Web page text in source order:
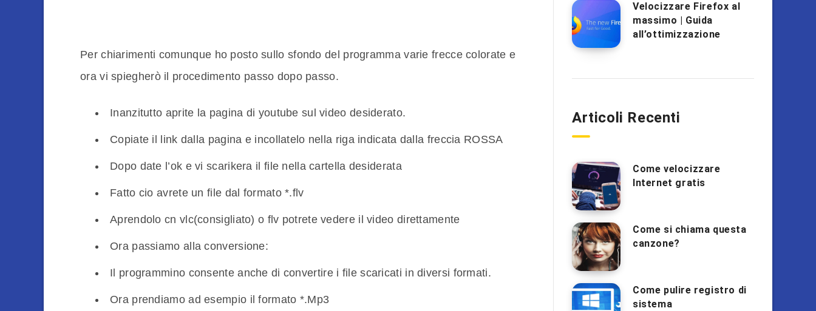
Per chiarimenti comunque ho posto sullo sfondo del programma varie frecce colorate e
ora vi spiegherò il procedimento passo dopo passo.
Inanzitutto aprite la pagina di youtube sul video desiderato.
Copiate il link dalla pagina e incollatelo nella riga indicata dalla freccia ROSSA
Dopo date l’ok e vi scarikera il file nella cartella desiderata
Fatto cio avrete un file dal formato *.flv
Aprendolo cn vlc(consigliato) o flv potrete vedere il video direttamente
Ora passiamo alla conversione:
Il programmino consente anche di convertire i file scaricati in diversi formati.
Ora prendiamo ad esempio il formato *.Mp3
Velocizzare Firefox al
massimo | Guida
all’ottimizzazione
Articoli Recenti
Come velocizzare
Internet gratis
Come si chiama questa
canzone?
Come pulire registro di
sistema